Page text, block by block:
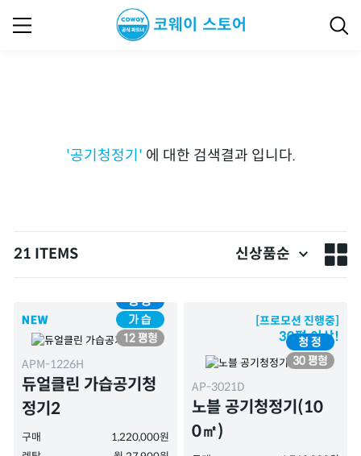
'공기청정기 ' 에 대한 검색결과 입니다.
21 ITEMS 신상품순
APM-1226H
듀얼클린 가습공기청
정기2
구매
1,220,000원
[프로모션 진행중]
30평 이상!
AP-3021D
노블 공기청정기(10
0㎡)